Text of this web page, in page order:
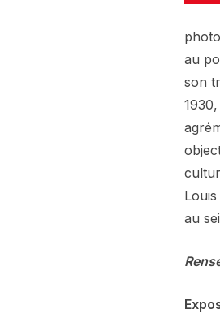
au
son
au